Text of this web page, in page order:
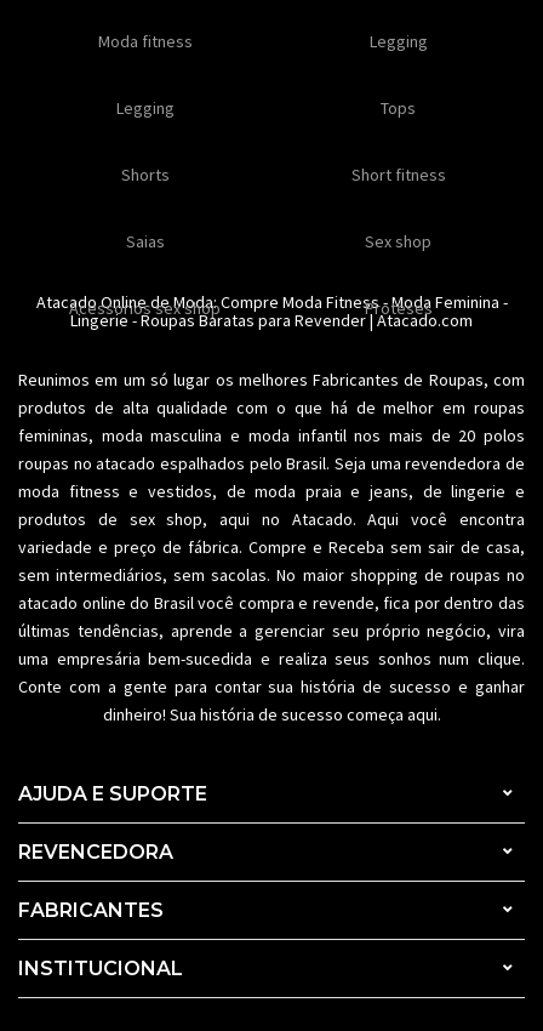
Especial natal Toda loja
Feminino Moda feminina
Moda feminina Moda íntima
Moda fitness Moda praia
Plus size Acessórios femininos
Masculino Moda masculino
Moda masculina Moda intima masculina
Acessórios masculinos Moda íntima
Calcinhas Soutiens
Conjuntos Modeladores
Moda fitness Legging
Legging Tops
Shorts Short fitness
Saias Sex shop
Acessorios sex shop Proteses
Oleos e cremes Comestiveis
Kits Lançamentos
Ofertas Roupas para revender
Atacado Online de Moda: Compre Moda Fitness-Moda Feminina -
Lingerie-Roupas Baratas para Revender| Atacado.com
Reunimos em um só lugar os melhoresFabricantes de Roupas, com
produtos de alta qualidade com o que há de melhor em roupas
femininas, moda masculina e moda infantil nos mais de 20 polos
roupas no atacado espalhados pelo Brasil. Seja uma revendedora de
moda fitness e vestidos, de moda praia e jeans, de lingerie e
produtos de sex shop, aqui no Atacado. Aqui você encontra
variedade e preço de fábrica. Compre e Receba sem sair de casa,
sem intermediários, sem sacolas. No maior shopping de roupas no
atacado online do Brasil você compra e revende, fica por dentro das
últimas tendências, aprende a gerenciar seu próprio negócio, vira
uma empresária bem-sucedida e realiza seus sonhos num clique.
Conte com a gente para contar sua história de sucesso e ganhar
dinheiro! Sua história de sucesso começa aqui.
AJUDA E SUPORTE
REVENCEDORA
FABRICANTES
INSTITUCIONAL